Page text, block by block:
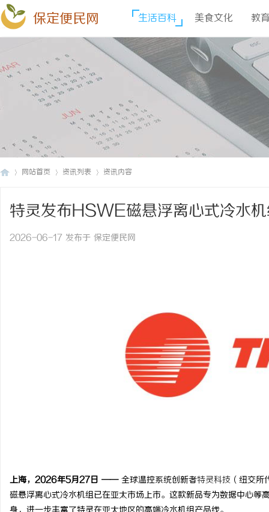
保定便民网 生活百科 美食文化 教
网站首页 资讯列表 资讯内容
特灵发布HSWE磁悬浮离心式冷水
2026-06-17 发布于 保定便民网
上海，2026年5月27日 —— 全球温控系统创新者特灵科技 （纽交
磁悬浮离心式冷水机组已在亚太市场上市。这款新品专为数据中心